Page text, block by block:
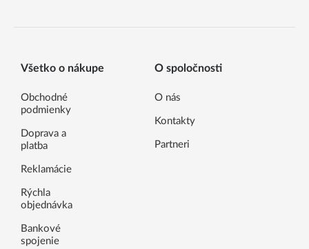
Všetko o nákupe
Obchodné
podmienky
Doprava a
platba
Reklamácie
Rýchla
objednávka
Bankové
spojenie
O spoločnosti
O nás
Kontakty
Partneri